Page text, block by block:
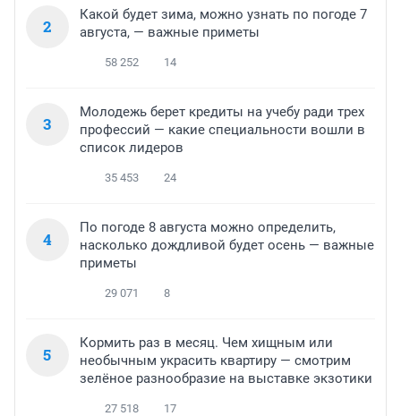
2
Какой будет зима, можно узнать по погоде 7
августа, — важные приметы
58 252 14
3
Молодежь берет кредиты на учебу ради трех
профессий — какие специальности вошли в
список лидеров
35 453 24
4
По погоде 8 августа можно определить,
насколько дождливой будет осень — важные
приметы
29 071 8
5
Кормить раз в месяц. Чем хищным или
необычным украсить квартиру — смотрим
зелёное разнообразие на выставке экзотики
27 518 17